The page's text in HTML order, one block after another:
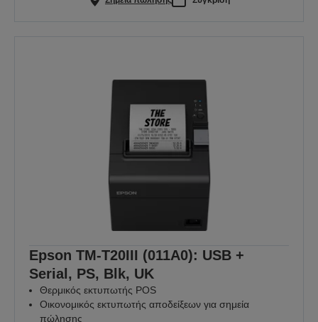
Epson TM-T20III (011A0): USB +
Serial, PS, Blk, UK
Θερμικός εκτυπωτής POS
Οικονομικός εκτυπωτής αποδείξεων για σημεία
πώλησης